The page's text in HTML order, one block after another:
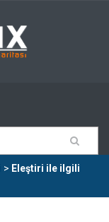
> Eleştiri ile ilgili